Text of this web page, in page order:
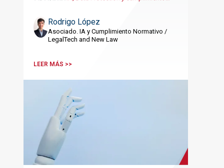
Rodrigo López
Asociado. IA y Cumplimiento Normativo /
LegalTech and New Law
LEER MÁS >>